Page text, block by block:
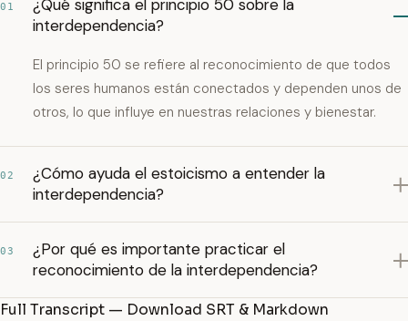
01
¿Qué significa el principio 50 sobre la
interdependencia?
El principio 50 se refiere al reconocimiento de que todos
los seres humanos están conectados y dependen unos de
otros, lo que influye en nuestras relaciones y bienestar.
02
¿Cómo ayuda el estoicismo a entender la
interdependencia?
03
¿Por qué es importante practicar el
reconocimiento de la interdependencia?
Full Transcript — Download SRT & Markdown